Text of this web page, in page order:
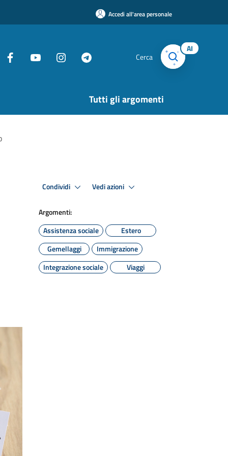
Accedi all'area personale
Cerca
AI
Tutti gli argomenti
Condividi Vedi azioni
Argomenti:
Assistenza sociale
Estero
Gemellaggi
Immigrazione
Integrazione sociale
Viaggi